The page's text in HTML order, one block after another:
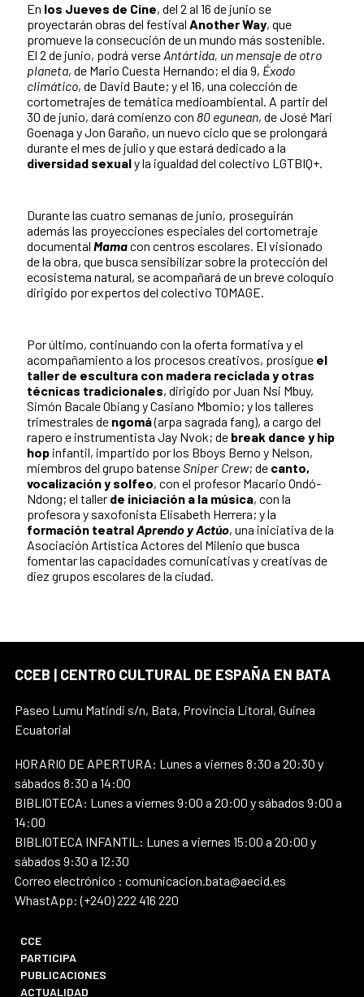
En los Jueves de Cine, del 2 al 16 de junio se
proyectarán obras del festival Another Way, que
promueve la consecución de un mundo más sostenible.
El 2 de junio, podrá verseAntártida, un mensaje de otro
planeta, de Mario Cuesta Hernando; el día 9, Éxodo
climático, de David Baute; y el 16, una colección de
cortometrajes de temática medioambiental. A partir del
30 de junio, dará comienzo con 80 egunean, de José Mari
Goenaga y Jon Garaño, un nuevo ciclo que se prolongará
durante el mes de julio y que estará dedicado a la
diversidad sexualy la igualdad del colectivo LGTBIQ+.
Durante las cuatro semanas de junio, proseguirán
además las proyecciones especiales del cortometraje
documental Mamacon centros escolares. El visionado
de la obra, que busca sensibilizar sobre la protección del
ecosistema natural, se acompañará de un breve coloquio
dirigido por expertos del colectivo TOMAGE.
Por último, continuando con la oferta formativa y el
acompañamiento a los procesos creativos, prosigue el
taller de escultura con madera reciclada y otras
técnicas tradicionales, dirigido por Juan Nsi Mbuy,
Simón Bacale Obiang y Casiano Mbomio; y los talleres
trimestrales de ngomá(arpa sagrada fang), a cargo del
rapero e instrumentista Jay Nvok; de break dance y hip
hop infantil, impartido por los Bboys Berno y Nelson,
miembros del grupo batenseSniper Crew; de canto,
vocalización y solfeo, con el profesor Macario Ondó-
Ndong; el taller de iniciación a la música, con la
profesora y saxofonista Elisabeth Herrera; y la
formación teatralAprendo y Actúo, una iniciativa de la
Asociación Artística Actores del Milenio que busca
fomentar las capacidades comunicativas y creativas de
diez grupos escolares de la ciudad.
CCEB | CENTRO CULTURAL DE ESPAÑA EN BATA
Paseo Lumu Matindi s/n, Bata, Provincia Litoral, Guinea
Ecuatorial
HORARIO DE APERTURA: Lunes a viernes 8:30 a 20:30 y
sábados 8:30 a 14:00
BIBLIOTECA: Lunes a viernes 9:00 a 20:00 y sábados 9:00 a
14:00
BIBLIOTECA INFANTIL: Lunes a viernes 15:00 a 20:00 y
sábados 9:30 a 12:30
Correo electrónico : comunicacion.bata@aecid.es
WhastApp: (+240) 222 416 220
CCE
PARTICIPA
PUBLICACIONES
ACTUALIDAD